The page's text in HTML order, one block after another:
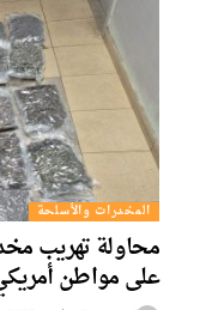
المخدرات والأسلحة
محاولة تهريب
على مواطن أمريكي بحوزته 20 كغ من